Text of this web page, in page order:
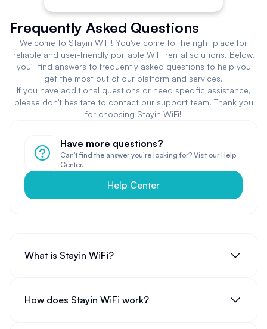
Frequently Asked Questions
Welcome to Stayin WiFi! You've come to the right place for
reliable and user-friendly portable WiFi rental solutions. Below,
you'll find answers to frequently asked questions to help you
get the most out of our platform and services.
If you have additional questions or need specific assistance,
please don't hesitate to contact our support team. Thank you
for choosing Stayin WiFi!
Have more questions?
Can't find the answer you're looking for? Visit our Help
Center.
Help Center
What is Stayin WiFi?
How does Stayin WiFi work?